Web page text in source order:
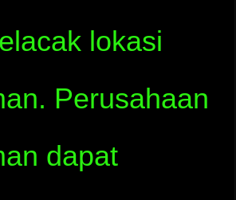
lokasi
Perusahaan
dapat